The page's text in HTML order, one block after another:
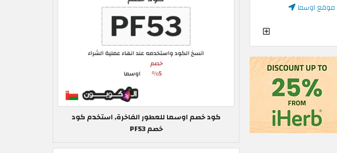
موقع اوسما
كود خصم اوسما للعطور الفاخرة, استخدم كود
خصم PF53